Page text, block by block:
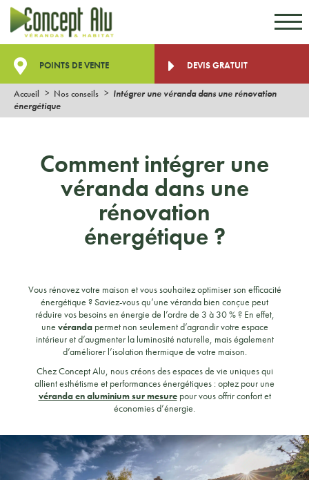
POINTS DE VENTE DEVIS GRATUIT
Accueil Nos conseils
Intégrer une véranda dans une rénovation
énergétique
Comment intégrer une
véranda dans une
rénovation
énergétique ?
Vous rénovez votre maison et vous souhaitez optimiser son efficacité
énergétique ? Saviez-vous qu’une véranda bien conçue peut
réduire vos besoins en énergie de l’ordre de 3 à 30 % ? En effet,
une véranda permet non seulement d’agrandir votre espace
intérieur et d’augmenter la luminosité naturelle, mais également
d’améliorer l’isolation thermique de votre maison.
Chez Concept Alu, nous créons des espaces de vie uniques qui
allient esthétisme et performances énergétiques : optez pour une
véranda en aluminium sur mesurepour vous offrir confort et
économies d’énergie.